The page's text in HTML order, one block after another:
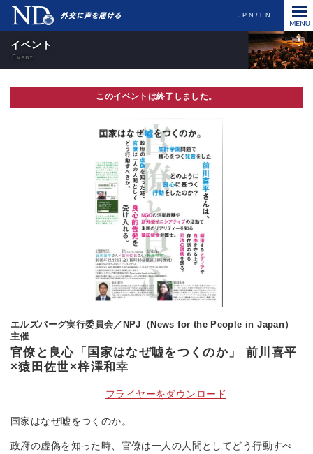
JPN EN
イベント
このイベントは終了しました。
エルズバーグ実行委員会／NPJ（News for the People in Japan）
主催
官僚と良心「国家はなぜ嘘をつくのか」 前川喜平
×猿田佐世×梓澤和幸
フライヤーをダウンロード
国家はなぜ嘘をつくのか。
政府の虚偽を知った時、官僚は一人の人間としてどう行動すべ